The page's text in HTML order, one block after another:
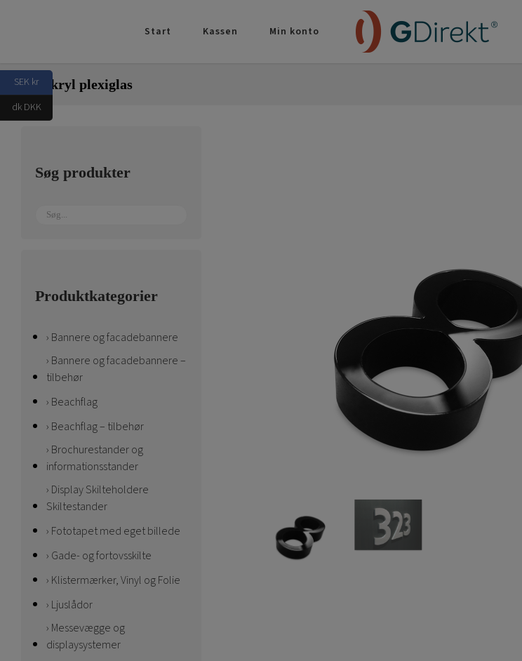
Start Kassen Min konto
Tal akryl plexiglas
Søg produkter
Produktkategorier
Bannere og facadebannere
Bannere og facadebannere –
tilbehør
Beachflag
Beachflag – tilbehør
Brochurestander og
informationsstander
Display Skilteholdere
Skiltestander
Fototapet med eget billede
Gade- og fortovsskilte
Klistermærker, Vinyl og Folie
Ljuslådor
Messevægge og
displaysystemer
SEK kr
dk DKK